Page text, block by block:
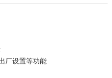
厂设置等功能